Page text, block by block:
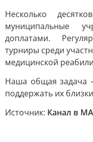
Несколько
муниципальные
доплатами.
турниры среди
медицинской
Наша общая задача
поддержать их
Источник: Канал в